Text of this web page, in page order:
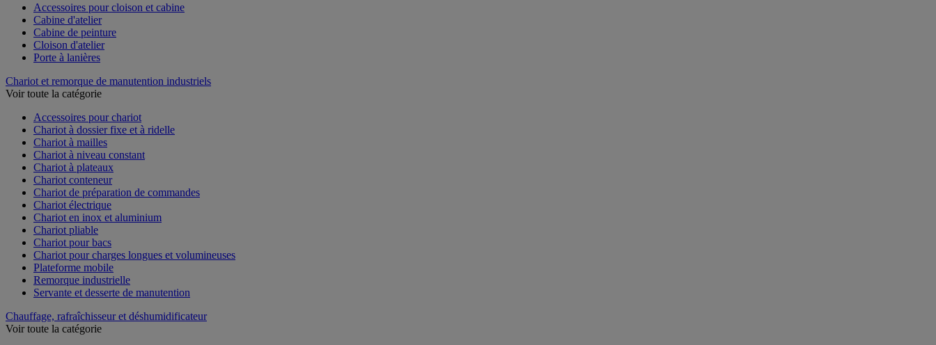
Accessoires pour cloison et cabine
Cabine d'atelier
Cabine de peinture
Cloison d'atelier
Porte à lanières
Chariot et remorque de manutention industriels
Voir toute la catégorie
Accessoires pour chariot
Chariot à dossier fixe et à ridelle
Chariot à mailles
Chariot à niveau constant
Chariot à plateaux
Chariot conteneur
Chariot de préparation de commandes
Chariot électrique
Chariot en inox et aluminium
Chariot pliable
Chariot pour bacs
Chariot pour charges longues et volumineuses
Plateforme mobile
Remorque industrielle
Servante et desserte de manutention
Chauffage, rafraîchisseur et déshumidificateur
Voir toute la catégorie